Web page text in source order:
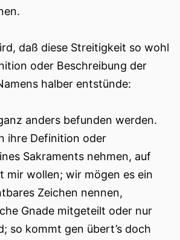
daß diese Streitigkeit so wohl
oder Beschreibung der
halber entstünde:
anders befunden werden.
ihre Definition oder
Sakraments nehmen, auf
mir wollen; wir mögen es ein
Zeichen nennen,
Gnade mitgeteilt oder nur
so kommt gen übert’s doch